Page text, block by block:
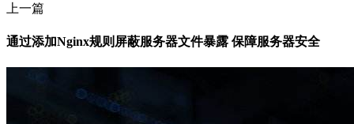
上一篇
通过添加Nginx规则屏蔽服务器文件暴露 保障服务器安全